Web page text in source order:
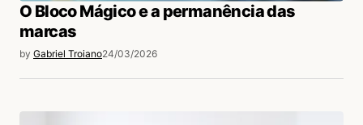
O Bloco Mágico e a permanência das
marcas
by Gabriel Troiano24/03/2026